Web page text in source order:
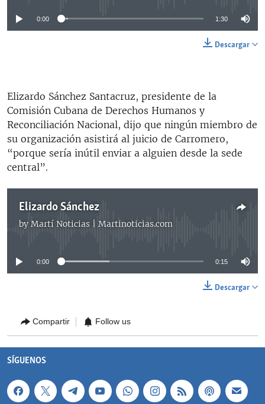
0:00 1:30
Descargar
Elizardo Sánchez Santacruz, presidente de la
Comisión Cubana de Derechos Humanos y
Reconciliación Nacional, dijo que ningún miembro de
su organización asistirá al juicio de Carromero,
“porque sería inútil enviar a alguien desde la sede
central”.
Elizardo Sánchez
by Martí Noticias | Martinoticias.com
No media source currently available
0:00 0:15
Descargar
Compartir Follow us
SÍGUENOS